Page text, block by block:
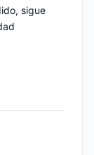
sigue